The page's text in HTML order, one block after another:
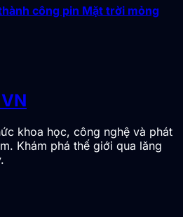
công pin Mặt trời mỏng
khoa học, công nghệ và phát
Khám phá thế giới qua lăng